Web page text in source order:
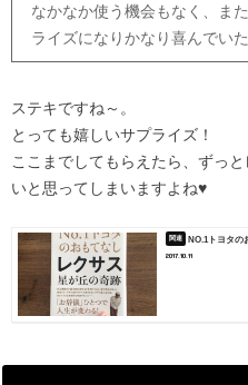
なかなか使う機会もなく、ま
ライズになりかなり喜んでい
ステキですね～。
とっても嬉しいサプライズ！
ここまでしてもらえたら、ずっ
いと思ってしまいますよね♥
NO.1トヨタの
2017.10.11